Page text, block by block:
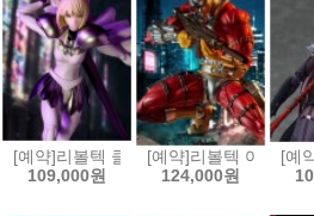
[예약]리볼텍 클레이모어 - 클레어
109,000원
[예약]리볼텍 어메이
124,000원
[예